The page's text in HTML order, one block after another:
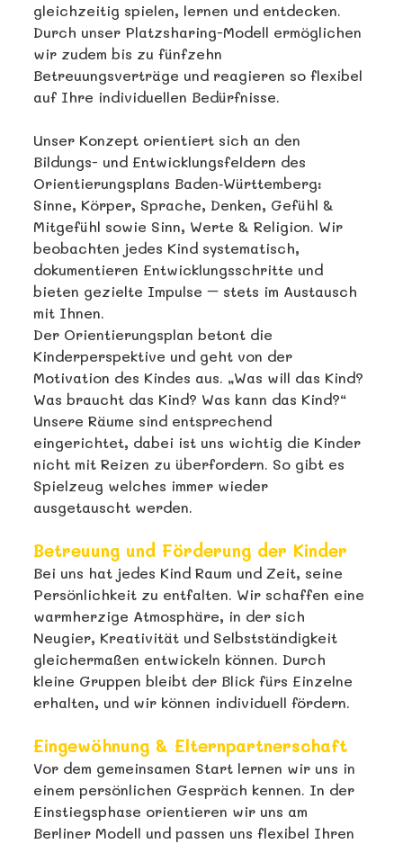
gleichzeitig spielen, lernen und entdecken.
Durch unser Platzsharing-Modell ermöglichen
wir zudem bis zu fünfzehn
Betreuungsverträge und reagieren so flexibel
auf Ihre individuellen Bedürfnisse.
Unser Konzept orientiert sich an den
Bildungs- und Entwicklungsfeldern des
Orientierungsplans Baden‑Württemberg:
Sinne, Körper, Sprache, Denken, Gefühl &
Mitgefühl sowie Sinn, Werte & Religion. Wir
beobachten jedes Kind systematisch,
dokumentieren Entwicklungsschritte und
bieten gezielte Impulse – stets im Austausch
mit Ihnen.
Der Orientierungsplan betont die
Kinderperspektive und geht von der
Motivation des Kindes aus. „Was will das Kind?
Was braucht das Kind? Was kann das Kind?“
Unsere Räume sind entsprechend
eingerichtet, dabei ist uns wichtig die Kinder
nicht mit Reizen zu überfordern. So gibt es
Spielzeug welches immer wieder
ausgetauscht werden.
Betreuung und Förderung der Kinder
Bei uns hat jedes Kind Raum und Zeit, seine
Persönlichkeit zu entfalten. Wir schaffen eine
warmherzige Atmosphäre, in der sich
Neugier, Kreativität und Selbstständigkeit
gleichermaßen entwickeln können. Durch
kleine Gruppen bleibt der Blick fürs Einzelne
erhalten, und wir können individuell fördern.
Eingewöhnung & Elternpartnerschaft
Vor dem gemeinsamen Start lernen wir uns in
einem persönlichen Gespräch kennen. In der
Einstiegsphase orientieren wir uns am
Berliner Modell und passen uns flexibel Ihren